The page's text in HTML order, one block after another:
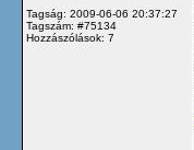
Tagság: 2009-06-06 20:37:27
Tagszám: #75134
Hozzászólások: 7